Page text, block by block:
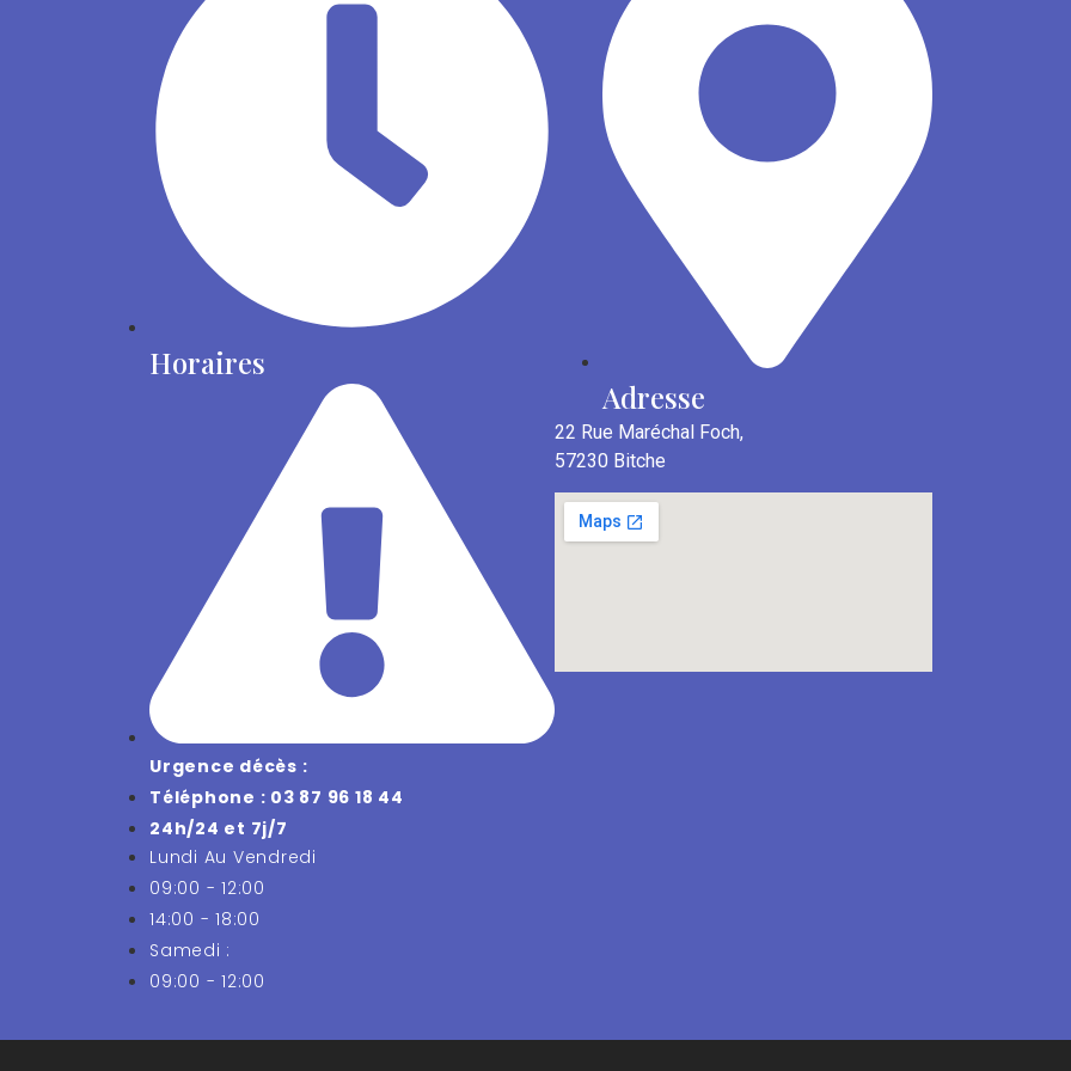
Horaires
Urgence décès :
Téléphone : 03 87 96 18 44
24h/24 et 7j/7
Lundi Au Vendredi
09:00 - 12:00
14:00 - 18:00
Samedi :
09:00 - 12:00
Adresse
22 Rue Maréchal Foch,
57230 Bitche